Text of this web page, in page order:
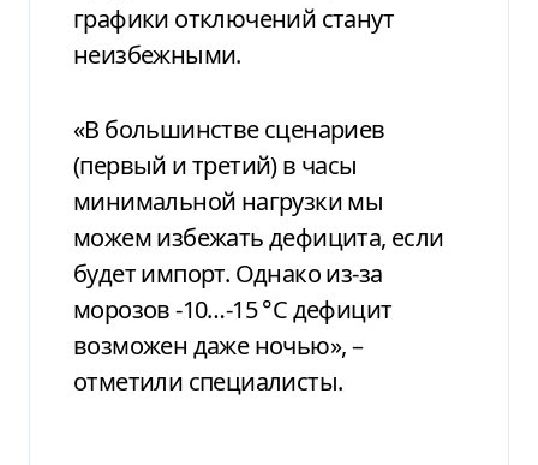
графики отключений станут
неизбежными.
«В большинстве сценариев
(первый и третий) в часы
минимальной нагрузки мы
можем избежать дефицита, если
будет импорт. Однако из-за
морозов -10…-15 °С дефицит
возможен даже ночью», –
отметили специалисты.